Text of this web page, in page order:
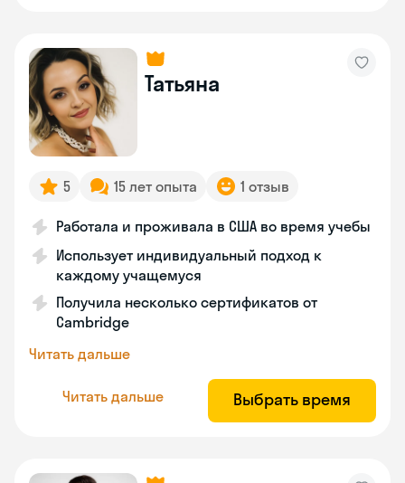
Татьяна
5 15 лет опыта 1 отзыв
Работала и проживала в США во время учебы
Использует индивидуальный подход к
каждому учащемуся
Получила несколько сертификатов от
Cambridge
Читать дальше
Читать дальше Выбрать время